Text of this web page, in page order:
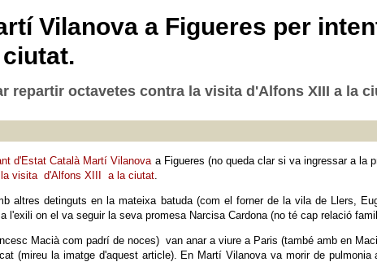
Vilanova a Figueres per
repartir octavetes contra la visita d'Alfons XIII a la
d'Estat Català Martí Vilanovaa Figueres (no queda clar si va ingressar a la
visita d'Alfons XIII a la ciutat.
altres detinguts en la mateixa batuda (com el forner de la vila de Llers,
l'exili on el va seguir la seva promesa Narcisa Cardona (no té cap relació
Macià com padrí de noces) van anar a viure a Paris (també amb en
(mireu la imatge d'aquest article). En Martí Vilanova va morir de